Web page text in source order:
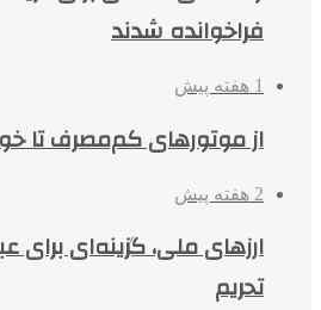
فراخوانده شدند
1 هفته پیش
از موتورهای کم‌مصرف تا
2 هفته پیش
ارزهای ملی، گزینه‌ای برای
تحریم